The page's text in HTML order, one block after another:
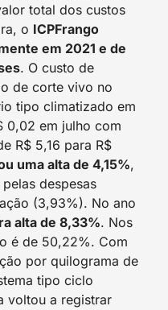
total dos custos
o ICPFrango
em 2021 e de
. O custo de
de corte vivo no
tipo climatizado em
0,02 em julho com
R$ 5,16 para R$
uma alta de 4,15%,
despesas
(3,93%). No ano
alta de 8,33%. Nos
é de 50,22%. Com
por quilograma de
tipo ciclo
voltou a registrar